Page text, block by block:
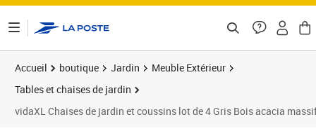
Accueil boutique Jardin
Meuble Extérieur
Tables et chaises de jardin
vidaXL Chaises de jardin et coussins lot de 4 Gris Bois acacia